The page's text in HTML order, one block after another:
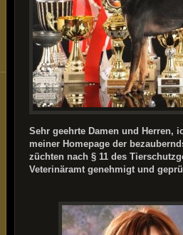
TOY vom Grand-Toy.FCI/VDH
Sehr geehrte Damen und Herren,
meiner Homepage der
züchten nach § 11 des
Veterinäramt genehmigt und